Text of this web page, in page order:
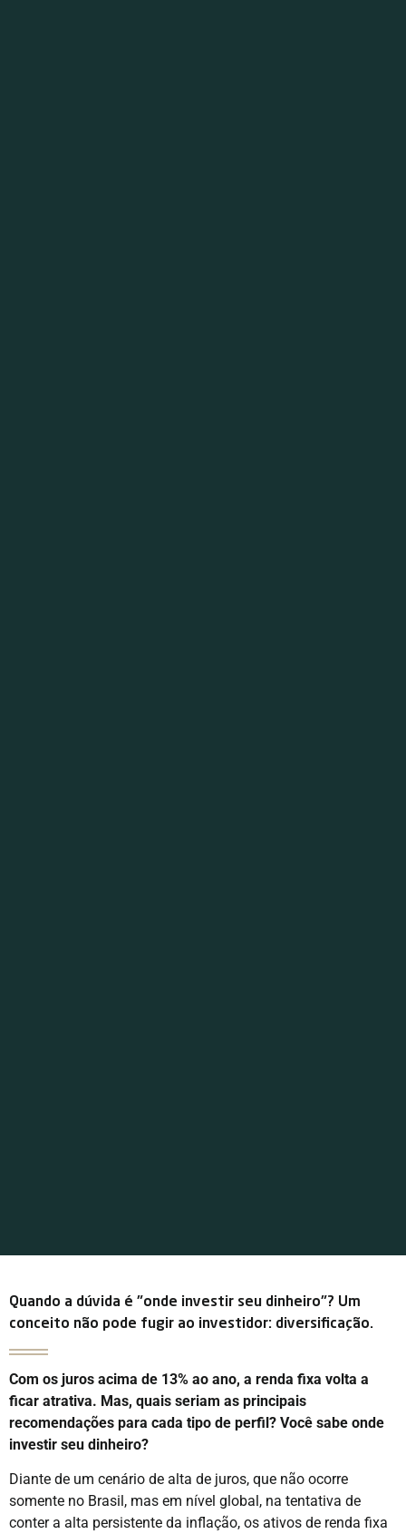
Quando a dúvida é "onde investir seu dinheiro"? Um
conceito não pode fugir ao investidor: diversificação.
Com os juros acima de 13% ao ano, a renda fixa volta a
ficar atrativa. Mas, quais seriam as principais
recomendações para cada tipo de perfil? Você sabe onde
investir seu dinheiro?
Diante de um cenário de alta de juros, que não ocorre
somente no Brasil, mas em nível global, na tentativa de
conter a alta persistente da inflação, os ativos de renda fixa